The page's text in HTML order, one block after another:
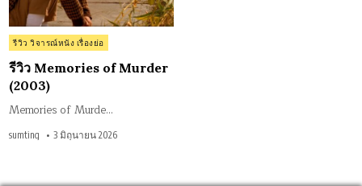
Posted
in
รีวิว วิจารณ์หนัง เรื่องย่อ
รีวิว Memories of Murder
(2003)
Memories of Murde…
sumting 3 มิถุนายน 2026